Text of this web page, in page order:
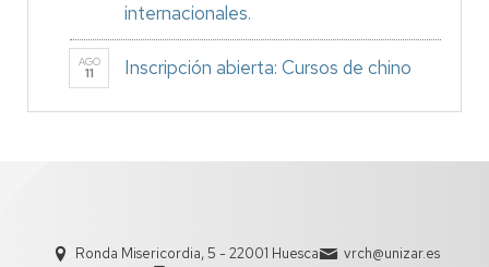
internacionales.
AGO
11 Inscripción abierta: Cursos de chino
Ronda Misericordia, 5 - 22001 Huesca
vrch@unizar.es